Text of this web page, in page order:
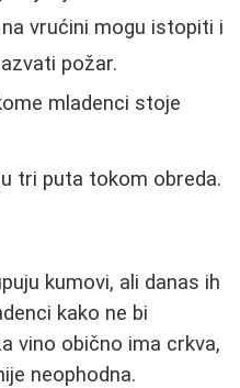
vrućini mogu istopiti i
požar.
mladenci stoje
tri puta tokom obreda.
kumovi, ali danas ih
kako ne bi
vino obično ima crkva,
neophodna.